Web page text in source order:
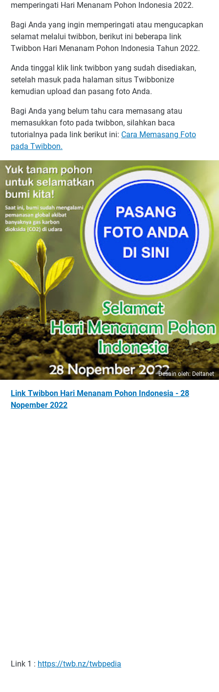
memperingati Hari Menanam Pohon Indonesia 2022.
Bagi Anda yang ingin memperingati atau mengucapkan
selamat melalui twibbon, berikut ini beberapa link
Twibbon Hari Menanam Pohon Indonesia Tahun 2022.
Anda tinggal klik link twibbon yang sudah disediakan,
setelah masuk pada halaman situs Twibbonize
kemudian upload dan pasang foto Anda.
Bagi Anda yang belum tahu cara memasang atau
memasukkan foto pada twibbon, silahkan baca
tutorialnya pada link berikut ini: Cara Memasang Foto
pada Twibbon.
Desain oleh: Deltanet
Link Twibbon Hari Menanam Pohon Indonesia - 28
Nopember 2022
Link 1 : https://twb.nz/twbpedia